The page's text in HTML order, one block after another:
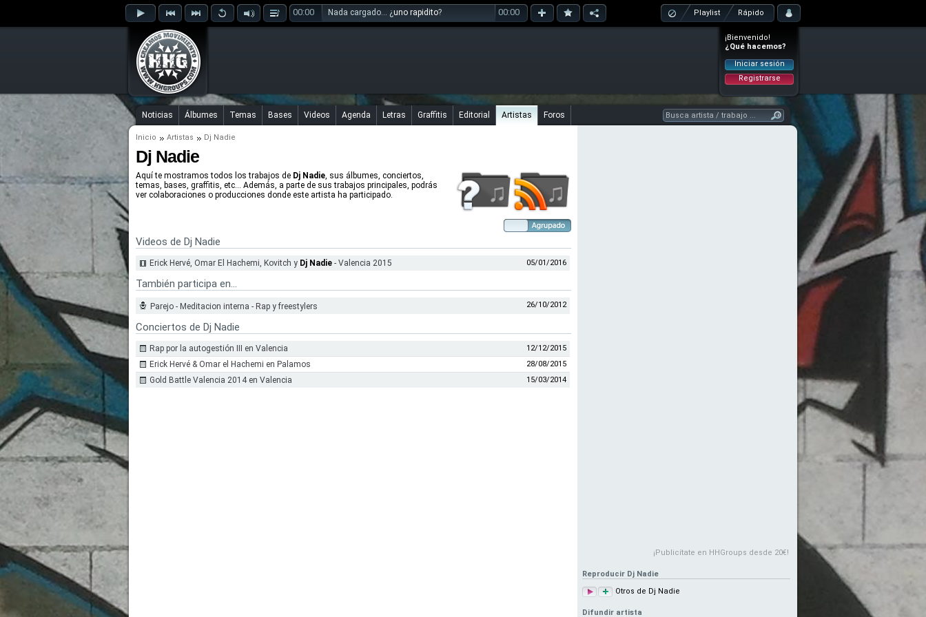
00:00 Nada cargado... ¿uno rapidito? 00:00 Playlist Rápido
¡Bienvenido!
¿Qué hacemos?
Iniciar sesión
Registrarse
Noticias Álbumes Temas Bases Videos Agenda Letras Graffitis Editorial Artistas Foros
Inicio Artistas Dj Nadie
Dj Nadie
Aquí te mostramos todos los trabajos de Dj Nadie, sus álbumes, conciertos,
temas, bases, graffitis, etc... Además, a parte de sus trabajos principales, podrás
ver colaboraciones o producciones donde este artista ha participado.
Videos de Dj Nadie
Erick Hervé, Omar El Hachemi, Kovitch y Dj Nadie - Valencia 2015 05/01/2016
También participa en...
Parejo - Meditacion interna - Rap y freestylers 26/10/2012
Conciertos de Dj Nadie
Rap por la autogestión III en Valencia 12/12/2015
Erick Hervé & Omar el Hachemi en Palamos 28/08/2015
Gold Battle Valencia 2014 en Valencia 15/03/2014
¡Publicítate en HHGroups desde 20€!
Reproducir Dj Nadie
Otros de Dj Nadie
Difundir artista